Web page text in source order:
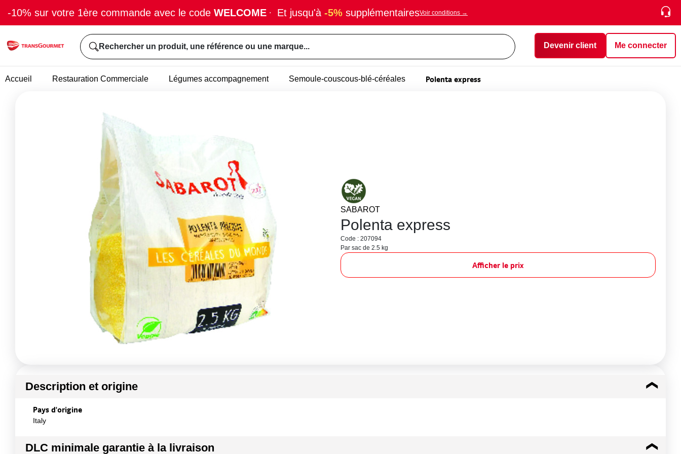
-10% sur votre 1ère commande avec le code WELCOME · Et jusqu'à -5% supplémentairesVoir conditions →
Rechercher un produit, une référence ou une marque... Devenir client Me connecter
Accueil Restauration Commerciale Légumes accompagnement Semoule-couscous-blé-céréales Polenta express
SABAROT
Polenta express
Code : 207094
Par sac de 2.5 kg
Afficher le prix
Description et origine
Pays d'origine
Italy
DLC minimale garantie à la livraison